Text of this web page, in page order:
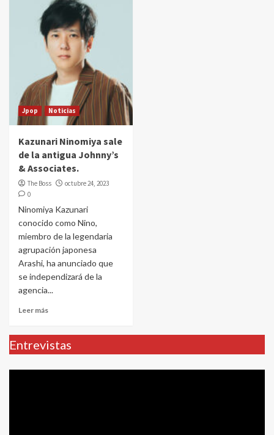
Jpop Noticias
Kazunari Ninomiya sale
de la antigua Johnny’s
& Associates.
The Boss
octubre 24, 2023
0
Ninomiya Kazunari
conocido como Nino,
miembro de la legendaria
agrupación japonesa
Arashi, ha anunciado que
se independizará de la
agencia...
Leer más
Entrevistas